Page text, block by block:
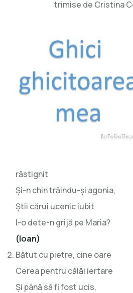
trimise de Cristina
răstignit
Şi-n chin trăindu-şi agonia,
Ştii cărui ucenic iubit
I-o dete-n grijă pe Maria?
(Ioan)
Bătut cu pietre, cine oare
Cerea pentru călăi iertare
Şi până să fi fost ucis,